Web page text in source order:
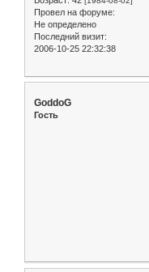
Провел на форуме:
Не определено
Последний визит:
2006-10-25 22:32:38
GoddoG
Гость